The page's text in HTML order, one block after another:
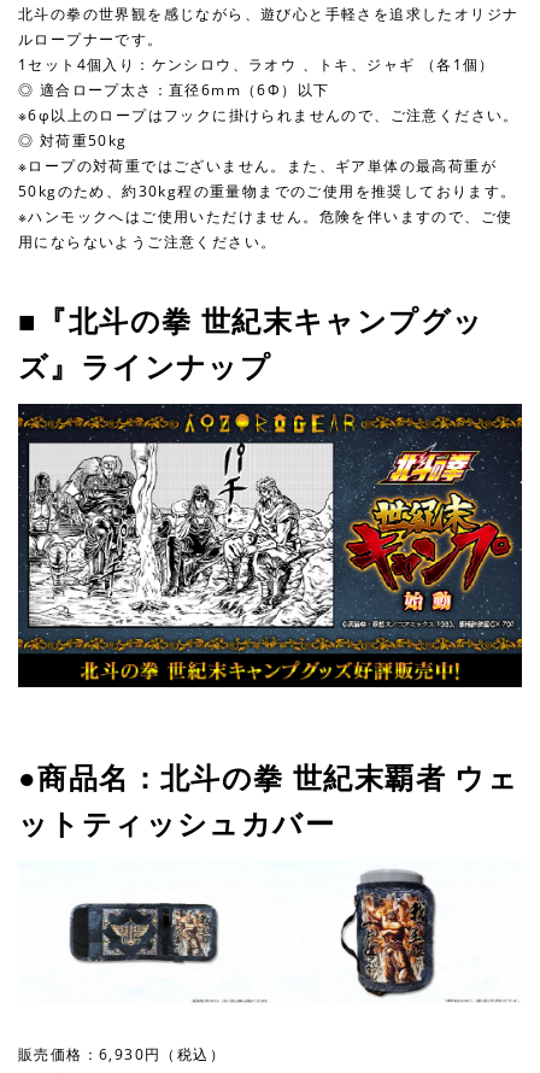
北斗の拳の世界観を感じながら、遊び心と手軽さを追求したオリジナ
ルロープナーです。
1セット4個入り：ケンシロウ、ラオウ 、トキ、ジャギ （各1個）
◎ 適合ロープ太さ：直径6mm（6Φ）以下
※6φ以上のロープはフックに掛けられませんので、ご注意ください。
◎ 対荷重50kg
※ロープの対荷重ではございません。また、ギア単体の最高荷重が
50kgのため、約30kg程の重量物までのご使用を推奨しております。
※ハンモックへはご使用いただけません。危険を伴いますので、ご使
用にならないようご注意ください。
■『北斗の拳 世紀末キャンプグッ
ズ』ラインナップ
●商品名：北斗の拳 世紀末覇者 ウェ
ットティッシュカバー
販売価格：6,930円（税込）